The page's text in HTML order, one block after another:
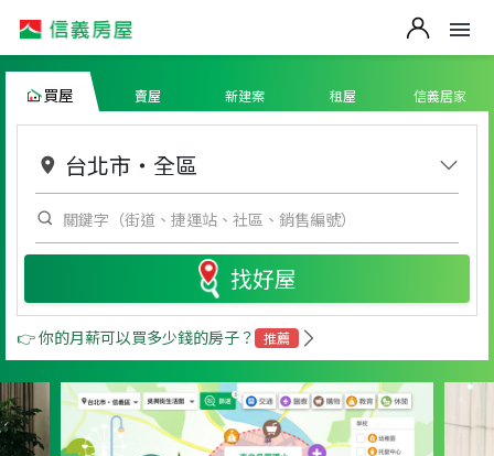
買屋 賣屋 新建案 租屋 信義居家
台北市 ・ 全區
找好屋
👉 你的月薪可以買多少錢的房子？ 推薦